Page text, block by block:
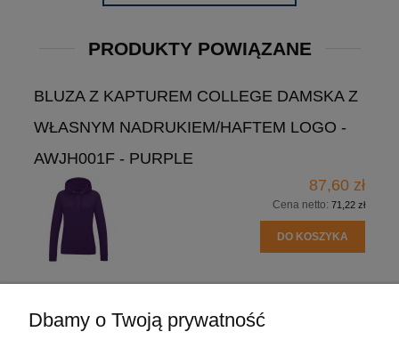
PRODUKTY POWIĄZANE
BLUZA Z KAPTUREM COLLEGE DAMSKA Z
WŁASNYM NADRUKIEM/HAFTEM LOGO -
AWJH001F - PURPLE
87,60 zł
Cena netto: 71,22 zł
DO KOSZYKA
Dbamy o Twoją prywatność